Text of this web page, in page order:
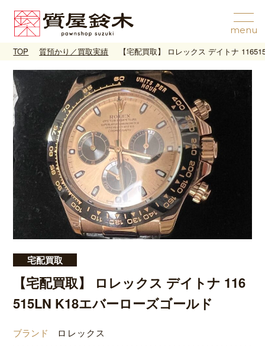
TOP 質預かり／買取実績 【宅配買取】 ロレックス デイトナ
宅配買取
【宅配買取】 ロレックス デイトナ 116
515LN K18エバーローズゴールド
ブランド ロレックス